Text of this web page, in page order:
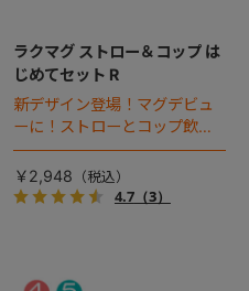
ラクマグ ストロー＆コップ は
じめてセット R
新デザイン登場！マグデビュ
ーに！ストローとコップ飲み
が始められるスターターセッ
ト。
￥2,948
4.7（3）